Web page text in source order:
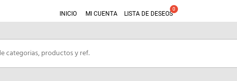
INICIO MI CUENTA LISTA DE DESEOS